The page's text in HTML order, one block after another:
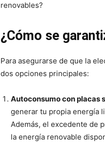
renovables?
¿Cómo se
Para asegurarse de que la
dos opciones principales:
Autoconsumo con placas
generar tu propia energía
Además, el excedente de
la energía renovable